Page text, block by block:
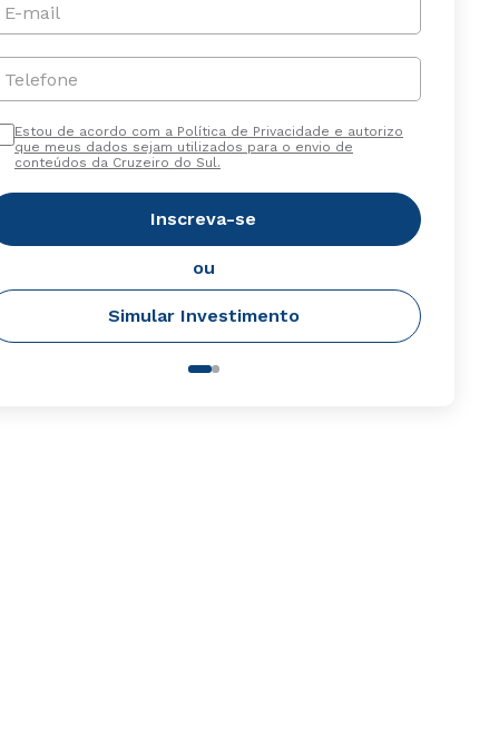
E-mail
Telefone
Estou de acordo com a Política de Privacidade e autorizo
que meus dados sejam utilizados para o envio de
conteúdos da Cruzeiro do Sul.
Inscreva-se
ou
Simular Investimento